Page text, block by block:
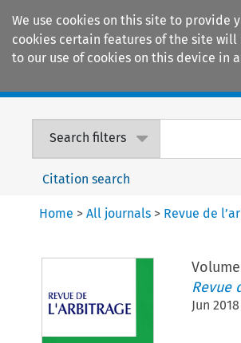
We use cookies on this site to
cookies certain features of the site will
to our use of cookies on this device in
Search filters
Citation search
Home >All journals > Revue de
Volume
Revue
Jun 2018